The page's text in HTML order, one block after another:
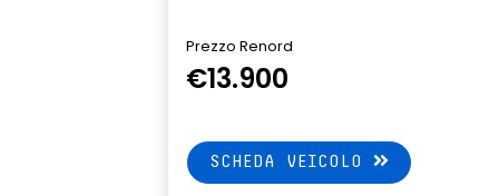
Prezzo Renord
€13.900
SCHEDA VEICOLO